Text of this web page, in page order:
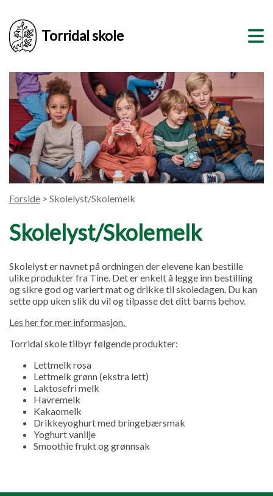
Torridal skole
Forside > Skolelyst/Skolemelk
Skolelyst/Skolemelk
Skolelyst er navnet på ordningen der elevene kan bestille
ulike produkter fra Tine. Det er enkelt å legge inn bestilling
og sikre god og variert mat og drikke til skoledagen. Du kan
sette opp uken slik du vil og tilpasse det ditt barns behov.
Les her for mer informasjon.
Torridal skole tilbyr følgende produkter:
Lettmelk rosa
Lettmelk grønn (ekstra lett)
Laktosefri melk
Havremelk
Kakaomelk
Drikkeyoghurt med bringebærsmak
Yoghurt vanilje
Smoothie frukt og grønnsak